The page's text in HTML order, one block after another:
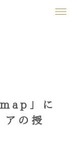
」に
アの授